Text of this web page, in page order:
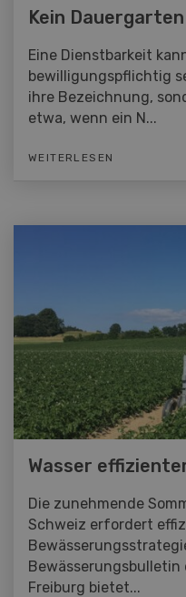
Kein
Eine Dienstbarkeit
bewilligungspflichtig
ihre Bezeichnung,
etwa, wenn ein N...
WEITERLESEN
Wasser
Die zunehmende
Schweiz erfordert
Bewässerungsbulletin
Freiburg bietet...